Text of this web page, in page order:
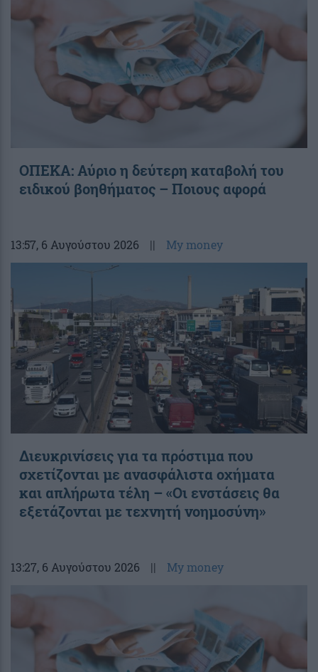
ΟΠΕΚΑ: Αύριο η δεύτερη καταβολή του
ειδικού βοηθήματος – Ποιους αφορά
13:57, 6 Αυγούστου 2026 || My money
Διευκρινίσεις για τα πρόστιμα που
σχετίζονται με ανασφάλιστα οχήματα
και απλήρωτα τέλη – «Οι ενστάσεις θα
εξετάζονται με τεχνητή νοημοσύνη»
13:27, 6 Αυγούστου 2026 || My money